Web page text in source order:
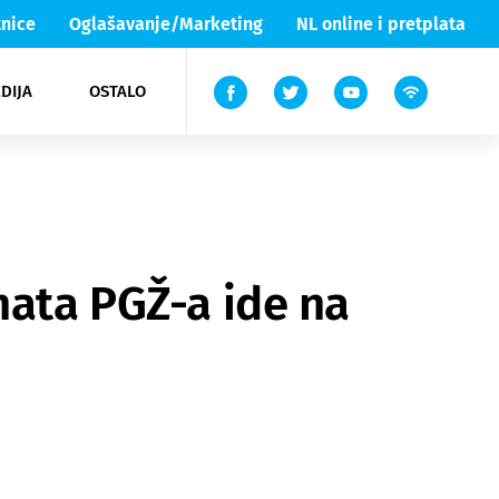
Oglašavanje/Marketing NL online i pretplata
OSTALO
Lika & Senj
TV
PGŽ-a ide na